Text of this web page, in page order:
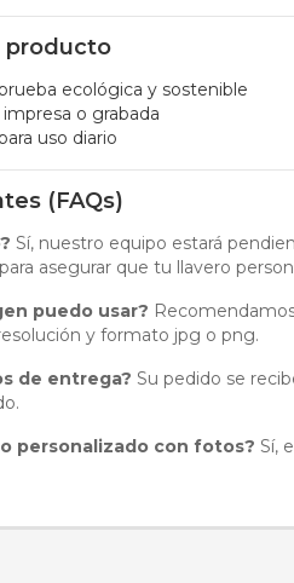
producto
ecológica y sostenible
o grabada
uso diario
(FAQs)
Sí, nuestro equipo estará
asegurar que tu llavero
puedo usar?
y formato jpg o png.
de entrega? Su pedido se
personalizado con fotos? Sí,